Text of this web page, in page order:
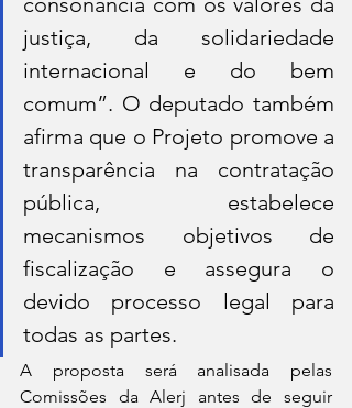
justiça, da solidariedade
internacional e do bem
comum”. O deputado também
afirma que o Projeto promove a
transparência na contratação
pública, estabelece
mecanismos objetivos de
fiscalização e assegura o
devido processo legal para
todas as partes.
A proposta será analisada pelas
Comissões da Alerj antes de seguir